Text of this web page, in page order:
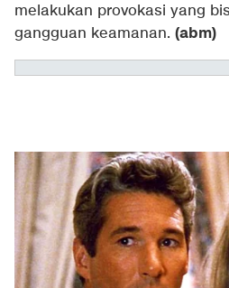
melakukan provokasi yang
gangguan keamanan. (abm)